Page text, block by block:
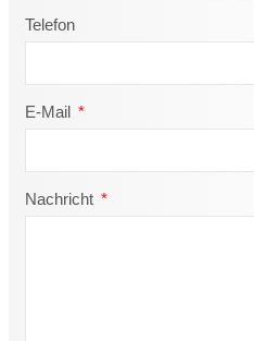
Telefon
E-Mail
Nachricht